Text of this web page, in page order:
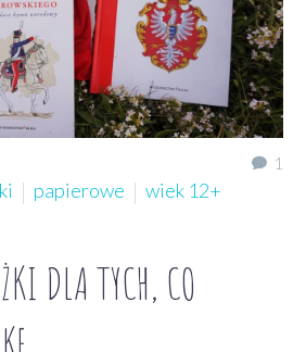
1
papierowe wiek 12+
DLA TYCH, CO